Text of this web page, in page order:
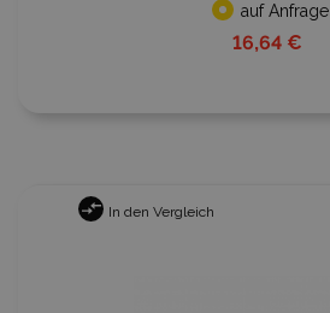
auf Anfrage
16,64 €
In den Vergleich